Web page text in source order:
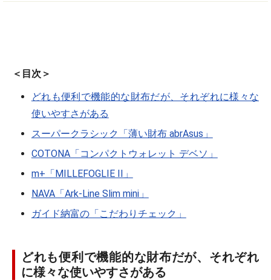
＜目次＞
どれも便利で機能的な財布だが、それぞれに様々な
使いやすさがある
スーパークラシック「薄い財布 abrAsus」
COTONA「コンパクトウォレット デベソ」
m+「MILLEFOGLIE II」
NAVA「Ark-Line Slim mini」
ガイド納富の「こだわりチェック」
どれも便利で機能的な財布だが、それぞれ
に様々な使いやすさがある